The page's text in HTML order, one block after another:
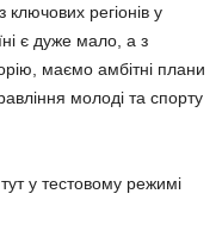
регіонів у
є дуже мало, а з
маємо амбітні плани
молоді та спорту
у тестовому режимі